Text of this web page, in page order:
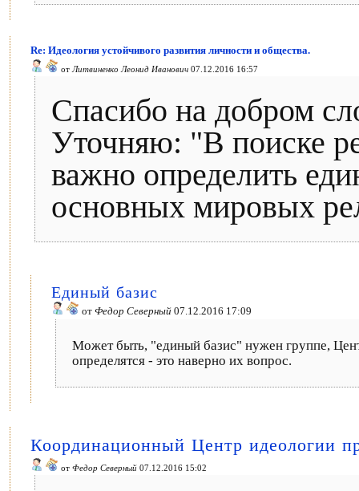
Re: Идеология устойчивого развития личности и общества.
от Литвиненко Леонид Иванович 07.12.2016 16:57
Спасибо на добром
Уточняю: "В поиске
важно определить
основных мировых
Единый базис
от Федор Северный 07.12.2016 17:09
Может быть, "единый базис" нужен группе,
определятся - это наверно их вопрос.
Координационный Центр идеологии
от Федор Северный 07.12.2016 15:02